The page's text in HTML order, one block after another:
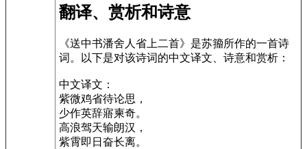
翻译、赏析和诗意
《送中书潘舍人省上二首》是苏籀所作的一首诗
词。以下是对该诗词的中文译文、诗意和赏析：
中文译文：
紫微鸡省待论思，
少作英辞寤柬奇。
高浪驾天输朗汉，
紫霄即日奋长离。